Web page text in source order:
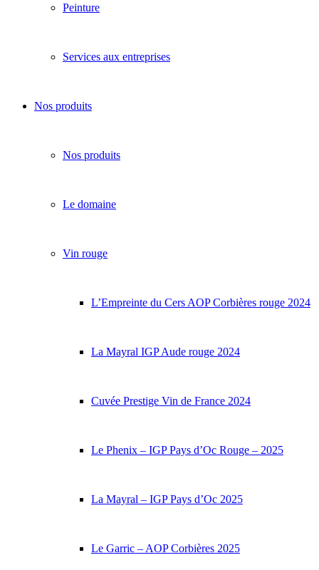
Peinture
Services aux entreprises
Nos produits
Nos produits
Le domaine
Vin rouge
L’Empreinte du Cers AOP Corbières rouge 2024
La Mayral IGP Aude rouge 2024
Cuvée Prestige Vin de France 2024
Le Phenix – IGP Pays d’Oc Rouge – 2025
La Mayral – IGP Pays d’Oc 2025
Le Garric – AOP Corbières 2025